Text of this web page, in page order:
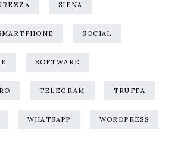
SIENA
SOCIAL
SOFTWARE
TELEGRAM TRUFFA
WHATSAPP WORDPRESS